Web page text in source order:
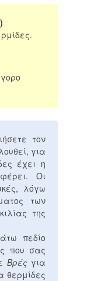
τον
για
έχει η
Οι
λόγω
των
της
πεδίο
που σας
Βρές για
θερμίδες